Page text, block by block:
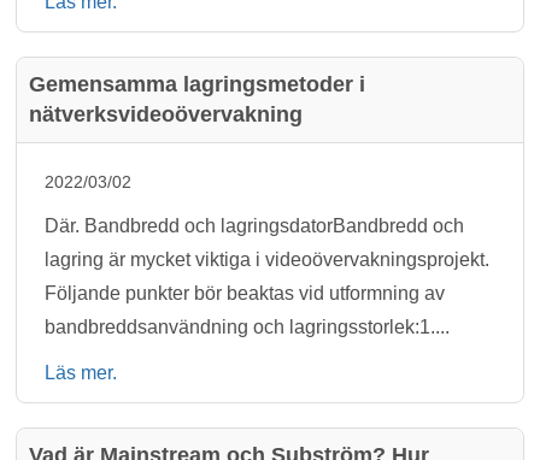
Gemensamma lagringsmetoder i
nätverksvideoövervakning
2022/03/02
Där. Bandbredd och lagringsdatorBandbredd och
lagring är mycket viktiga i videoövervakningsprojekt.
Följande punkter bör beaktas vid utformning av
bandbreddsanvändning och lagringsstorlek:1....
Läs mer.